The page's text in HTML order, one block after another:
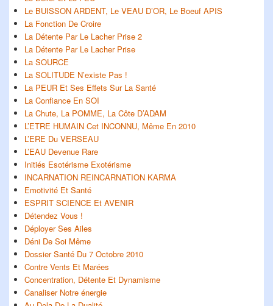
Le BUISSON ARDENT, Le VEAU D’OR, Le Boeuf APIS
La Fonction De Croire
La Détente Par Le Lacher Prise 2
La Détente Par Le Lacher Prise
La SOURCE
La SOLITUDE N’existe Pas !
La PEUR Et Ses Effets Sur La Santé
La Confiance En SOI
La Chute, La POMME, La Côte D’ADAM
L’ETRE HUMAIN Cet INCONNU, Même En 2010
L’ERE Du VERSEAU
L’EAU Devenue Rare
Initiés Esotérisme Exotérisme
INCARNATION REINCARNATION KARMA
Emotivité Et Santé
ESPRIT SCIENCE Et AVENIR
Détendez Vous !
Déployer Ses Ailes
Déni De Soi Même
Dossier Santé Du 7 Octobre 2010
Contre Vents Et Marées
Concentration, Détente Et Dynamisme
Canaliser Notre énergie